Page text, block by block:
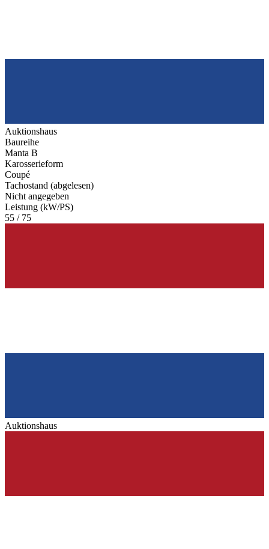
Auktionshaus
Baureihe
Manta B
Karosserieform
Coupé
Tachostand (abgelesen)
Nicht angegeben
Leistung (kW/PS)
55 / 75
Auktionshaus